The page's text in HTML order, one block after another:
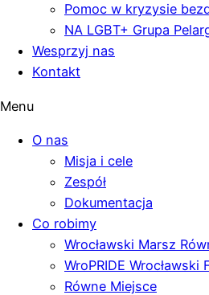
Pomoc w kryzysie
NA LGBT+ Grupa
Wesprzyj nas
Kontakt
Menu
O nas
Misja i cele
Zespół
Dokumentacja
Co robimy
Wrocławski Marsz
WroPRIDE Wrocławski
Równe Miejsce